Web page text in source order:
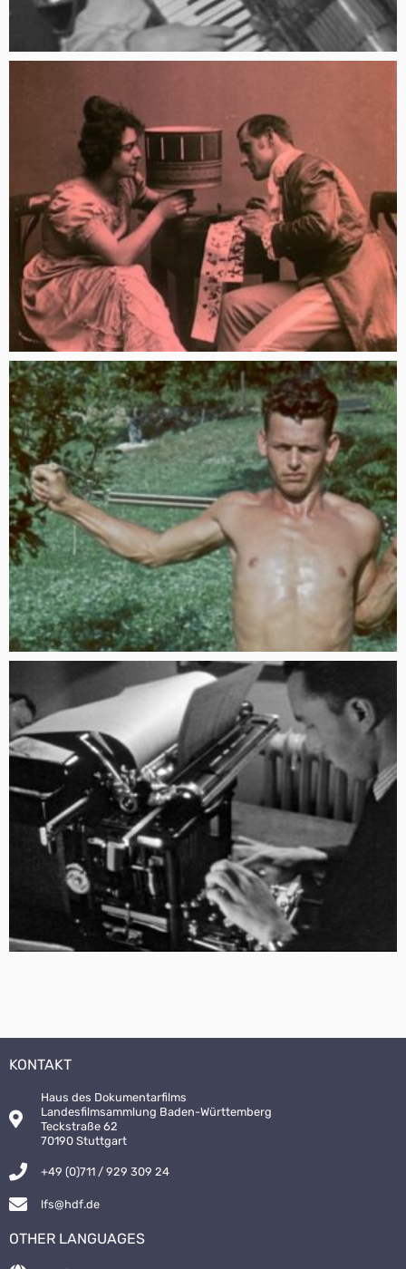
KONTAKT
Haus des Dokumentarfilms
Landesfilmsammlung Baden-Württemberg
Teckstraße 62
70190 Stuttgart
+49 (0)711 / 929 309 24
lfs@hdf.de
OTHER LANGUAGES